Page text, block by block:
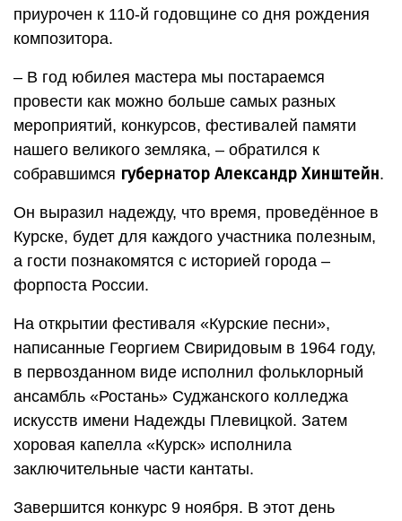
приурочен к 110-й годовщине со дня рождения
композитора.
– В год юбилея мастера мы постараемся
провести как можно больше самых разных
мероприятий, конкурсов, фестивалей памяти
нашего великого земляка, – обратился к
собравшимся губернатор Александр Хинштейн.
Он выразил надежду, что время, проведённое в
Курске, будет для каждого участника полезным,
а гости познакомятся с историей города –
форпоста России.
На открытии фестиваля «Курские песни»,
написанные Георгием Свиридовым в 1964 году,
в первозданном виде исполнил фольклорный
ансамбль «Ростань» Суджанского колледжа
искусств имени Надежды Плевицкой. Затем
хоровая капелла «Курск» исполнила
заключительные части кантаты.
Завершится конкурс 9 ноября. В этот день